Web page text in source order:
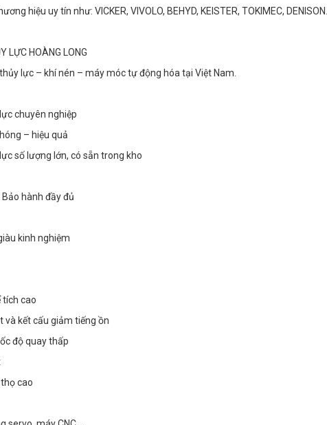
hiệu uy tín như: VICKER, VIVOLO, BEHYD, KEISTER, TOKIMEC, DENISON...
LỰC HOÀNG LONG
lực – khí nén – máy móc tự động hóa tại Việt Nam.
chuyên nghiệp
– hiệu quả
số lượng lớn, có sẵn trong kho
hành đầy đủ
kinh nghiệm
tích cao
và kết cấu giảm tiếng ồn
độ quay thấp
cao